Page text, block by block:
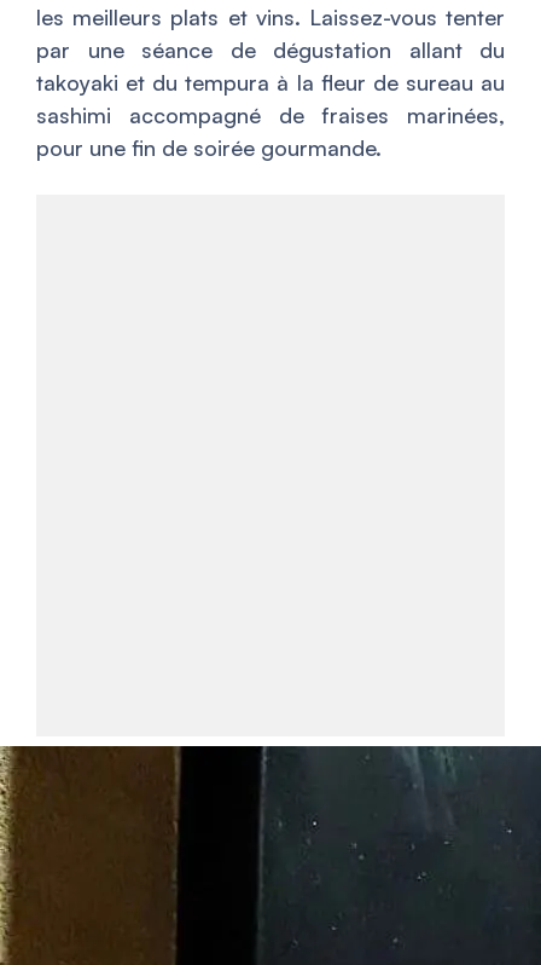
les meilleurs plats et vins. Laissez-vous tenter
par une séance de dégustation allant du
takoyaki et du tempura à la fleur de sureau au
sashimi accompagné de fraises marinées,
pour une fin de soirée gourmande.